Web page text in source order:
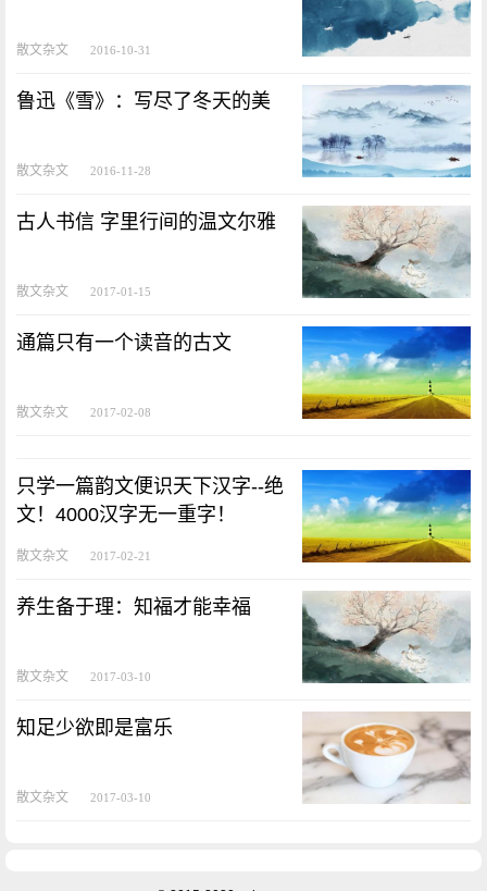
散文杂文 2016-10-31
鲁迅《雪》：写尽了冬天的美
散文杂文 2016-11-28
古人书信 字里行间的温文尔雅
散文杂文 2017-01-15
通篇只有一个读音的古文
散文杂文 2017-02-08
只学一篇韵文便识天下汉字--绝
文！4000汉字无一重字！
散文杂文 2017-02-21
养生备于理：知福才能幸福
散文杂文 2017-03-10
知足少欲即是富乐
散文杂文 2017-03-10